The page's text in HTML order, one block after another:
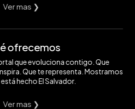
Ver mas ❯
ofrecemos
que evoluciona contigo. Que
Que te representa. Mostramos
hecho El Salvador.
Ver mas ❯